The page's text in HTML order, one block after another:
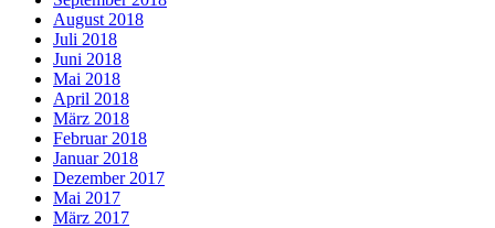
August 2018
Juli 2018
Juni 2018
Mai 2018
April 2018
März 2018
Februar 2018
Januar 2018
Dezember 2017
Mai 2017
März 2017